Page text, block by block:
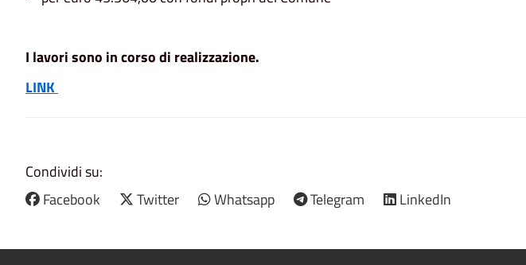
I lavori sono in corso di realizzazione.
LINK
Condividi su:
Facebook
Twitter Whatsapp Telegram LinkedIn